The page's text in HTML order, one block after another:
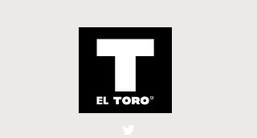
El Toro España